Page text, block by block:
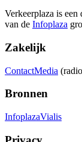
Verkeerplaza is een
van de Infoplaza
Zakelijk
ContactMedia
Bronnen
InfoplazaVialis